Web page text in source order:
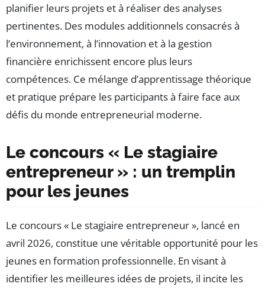
planifier leurs projets et à réaliser des analyses
pertinentes. Des modules additionnels consacrés à
l’environnement, à l’innovation et à la gestion
financière enrichissent encore plus leurs
compétences. Ce mélange d’apprentissage théorique
et pratique prépare les participants à faire face aux
défis du monde entrepreneurial moderne.
Le concours « Le stagiaire
entrepreneur » : un tremplin
pour les jeunes
Le concours « Le stagiaire entrepreneur », lancé en
avril 2026, constitue une véritable opportunité pour les
jeunes en formation professionnelle. En visant à
identifier les meilleures idées de projets, il incite les